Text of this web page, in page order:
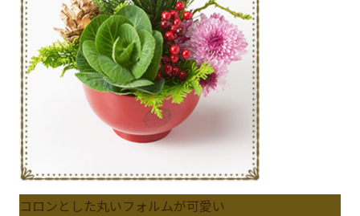
コロンとした丸いフォルムが可愛い